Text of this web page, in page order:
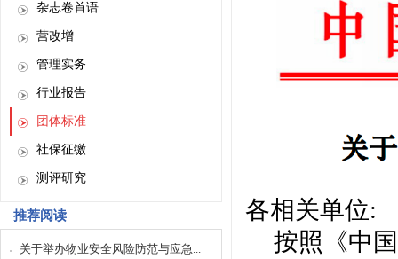
杂志卷首语
营改增
管理实务
行业报告
团体标准
社保征缴
测评研究
推荐阅读
关于举办物业安全风险防范与应急...
各相关单位:
按照《中